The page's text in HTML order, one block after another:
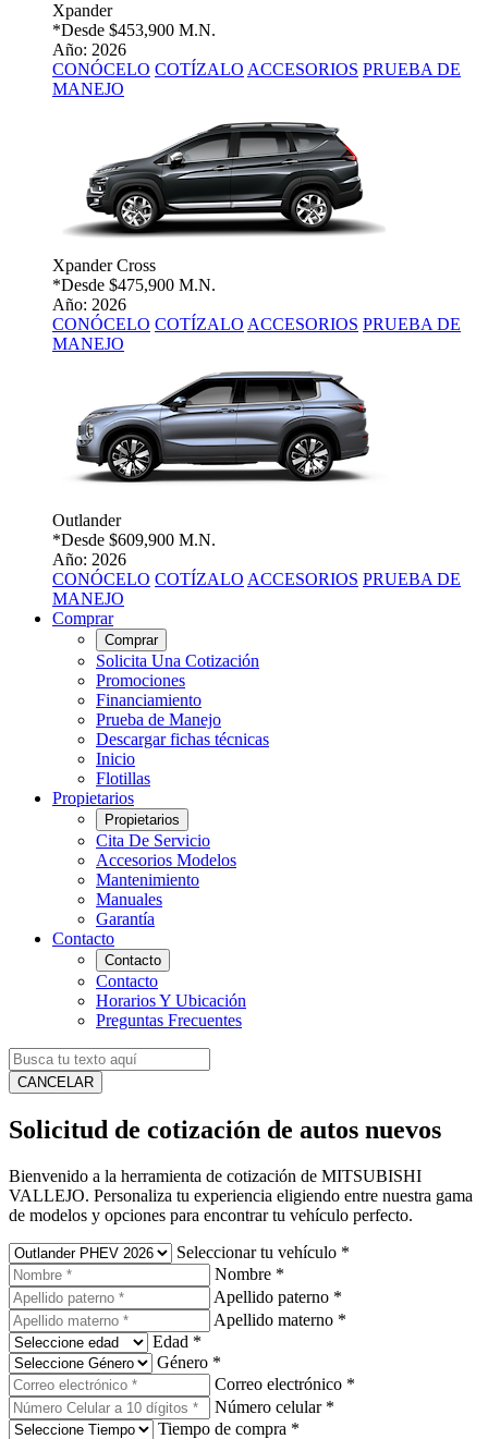
Xpander
*Desde $453,900 M.N.
Año: 2026
CONÓCELO COTÍZALO ACCESORIOS PRUEBA DE
MANEJO
Xpander Cross
*Desde $475,900 M.N.
Año: 2026
CONÓCELO COTÍZALO ACCESORIOS PRUEBA DE
MANEJO
Outlander
*Desde $609,900 M.N.
Año: 2026
CONÓCELO COTÍZALO ACCESORIOS PRUEBA DE
MANEJO
Comprar
Comprar
Solicita Una Cotización
Promociones
Financiamiento
Prueba de Manejo
Descargar fichas técnicas
Inicio
Flotillas
Propietarios
Propietarios
Cita De Servicio
Accesorios Modelos
Mantenimiento
Manuales
Garantía
Contacto
Contacto
Contacto
Horarios Y Ubicación
Preguntas Frecuentes
CANCELAR
Solicitud de cotización de autos nuevos
Bienvenido a la herramienta de cotización de MITSUBISHI
VALLEJO. Personaliza tu experiencia eligiendo entre nuestra gama
de modelos y opciones para encontrar tu vehículo perfecto.
Seleccionar tu vehículo *
Nombre *
Apellido paterno *
Apellido materno *
Edad *
Género *
Correo electrónico *
Número celular *
Tiempo de compra *